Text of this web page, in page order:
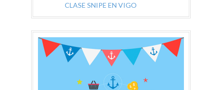
CLASE SNIPE EN VIGO